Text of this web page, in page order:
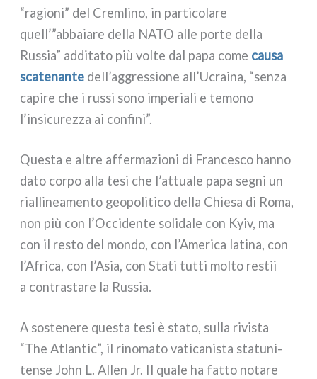
“ragio­ni” del Cremlino, in par­ti­co­la­re
quell’”abbaiare del­la NATO alle por­te del­la
Russia” addi­ta­to più vol­te dal papa come cau­sa
sca­te­nan­te dell’aggressione all’Ucraina, “sen­za
capi­re che i rus­si sono impe­ria­li e temo­no
l’insicurezza ai con­fi­ni”.
Questa e altre affer­ma­zio­ni di Francesco han­no
dato cor­po alla tesi che l’attuale papa segni un
rial­li­nea­men­to geo­po­li­ti­co del­la Chiesa di Roma,
non più con l’Occidente soli­da­le con Kyiv, ma
con il resto del mon­do, con l’America lati­na, con
l’Africa, con l’Asia, con Stati tut­ti mol­to restii
a con­tra­sta­re la Russia.
A soste­ne­re que­sta tesi è sta­to, sul­la rivi­sta
“The Atlantic”, il rino­ma­to vati­ca­ni­sta sta­tu­ni­
ten­se John L. Allen Jr. Il qua­le ha fat­to nota­re